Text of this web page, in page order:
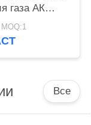
газа АК
Все